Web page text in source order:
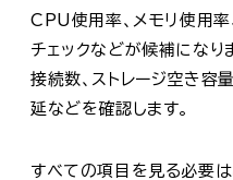
CPU使用率、メモリ使用率
チェックなどが候補になり
接続数、ストレージ空き容
延などを確認します。
すべての項目を見る必要